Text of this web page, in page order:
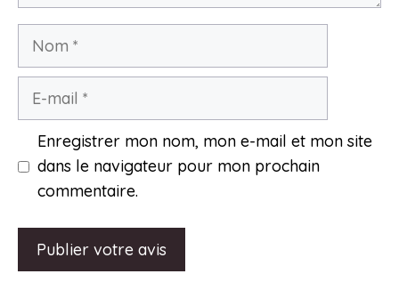
Nom
Enregistrer mon nom, mon e-mail et mon site
dans le navigateur pour mon prochain
commentaire.